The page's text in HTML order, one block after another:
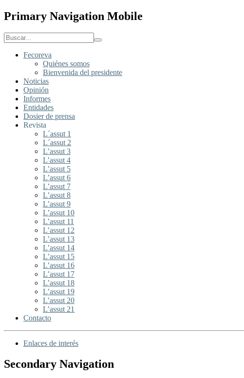
Primary Navigation Mobile
Fecoreva
Quiénes somos
Bienvenida del presidente
Noticias
Opinión
Informes
Entidades
Dosier de prensa
Revista
L´assut 1
L´assut 2
L’assut 3
L’assut 4
L’assut 5
L’assut 6
L’assut 7
L’assut 8
L’assut 9
L’assut 10
L’assut 11
L’assut 12
L’assut 13
L’assut 14
L’assut 15
L’assut 16
L’assut 17
L’assut 18
L’assut 19
L’assut 20
L’assut 21
Contacto
Enlaces de interés
Secondary Navigation